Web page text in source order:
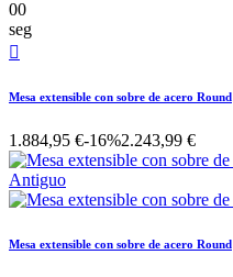
00
seg

Mesa extensible con sobre de acero Round
1.884,95 €-16%2.243,99 €
Mesa extensible con sobre de acero Round